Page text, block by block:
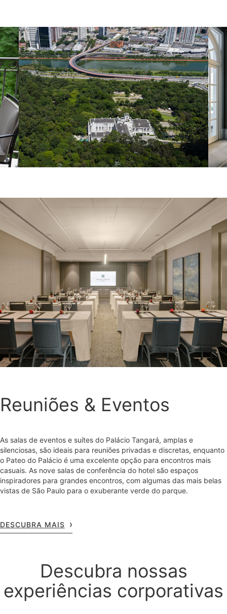
Reuniões & Eventos
As salas de eventos e suítes do Palácio Tangará, amplas e
silenciosas, são ideais para reuniões privadas e discretas, enquanto
o Pateo do Palácio é uma excelente opção para encontros mais
casuais. As nove salas de conferência do hotel são espaços
inspiradores para grandes encontros, com algumas das mais belas
vistas de São Paulo para o exuberante verde do parque.
DESCUBRA MAIS
Descubra nossas
experiências corporativas